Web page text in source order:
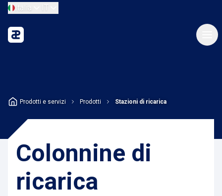
Italia IT
Prodotti e servizi Prodotti Stazioni di ricarica
Colonnine di
ricarica